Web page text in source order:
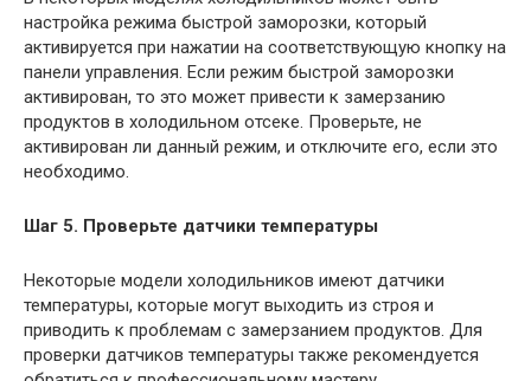
настройка режима быстрой заморозки, который
активируется при нажатии на соответствующую кнопку на
панели управления. Если режим быстрой заморозки
активирован, то это может привести к замерзанию
продуктов в холодильном отсеке. Проверьте, не
активирован ли данный режим, и отключите его, если это
необходимо.
Шаг 5. Проверьте датчики температуры
Некоторые модели холодильников имеют датчики
температуры, которые могут выходить из строя и
приводить к проблемам с замерзанием продуктов. Для
проверки датчиков температуры также рекомендуется